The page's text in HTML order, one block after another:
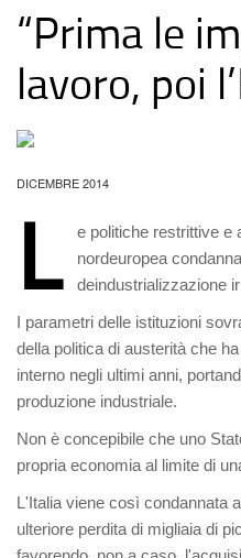
“Prima le
lavoro, poi
DICEMBRE 2014
L
e politiche restrittive e
nordeuropea
deindustrializzazione
I parametri delle istituzioni
della politica di austerità che
interno negli ultimi anni,
produzione industriale.
Non è concepibile che uno
propria economia al limite di
L'Italia viene così condannata
ulteriore perdita di migliaia di